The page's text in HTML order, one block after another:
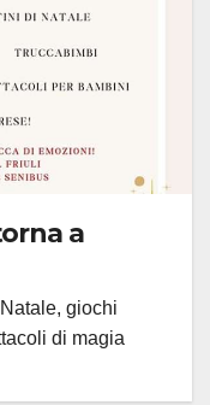
a
giochi
di magia